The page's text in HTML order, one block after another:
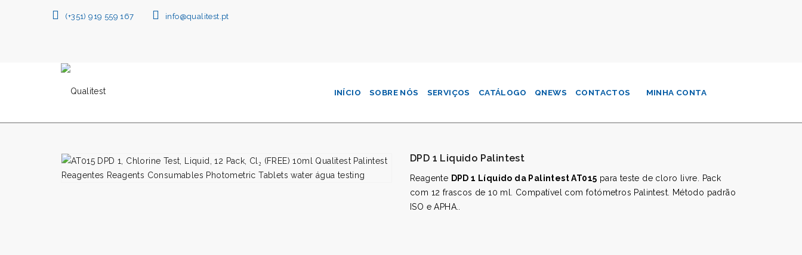
(+351) 919 559 167 info@qualitest.pt
INÍCIO SOBRE NÓS SERVIÇOS CATÁLOGO QNEWS CONTACTOS MINHA CONTA
DPD 1 Liquido Palintest
Reagente DPD 1 Líquido da Palintest AT015 para teste de cloro livre. Pack
com 12 frascos de 10 ml. Compatível com fotómetros Palintest. Método padrão
ISO e APHA..